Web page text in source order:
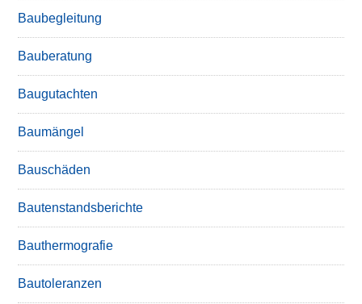
Baubegleitung
Bauberatung
Baugutachten
Baumängel
Bauschäden
Bautenstandsberichte
Bauthermografie
Bautoleranzen